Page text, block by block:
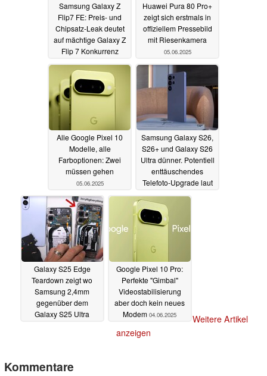
Samsung Galaxy Z
Flip7 FE: Preis- und
Chipsatz-Leak deutet
auf mächtige Galaxy Z
Flip 7 Konkurrenz
06.06.2025
Huawei Pura 80 Pro+
zeigt sich erstmals in
offiziellem Pressebild
mit Riesenkamera
05.06.2025
Alle Google Pixel 10
Modelle, alle
Farboptionen: Zwei
müssen gehen
05.06.2025
Samsung Galaxy S26,
S26+ und Galaxy S26
Ultra dünner. Potentiell
enttäuschendes
Telefoto-Upgrade laut
Leaker04.06.2025
Galaxy S25 Edge
Teardown zeigt wo
Samsung 2,4mm
gegenüber dem
Galaxy S25 Ultra
Google Pixel 10 Pro:
Perfekte "Gimbal"
Videostabilisierung
aber doch kein neues
Modem 04.06.2025
Weitere Artikel
anzeigen
Kommentare